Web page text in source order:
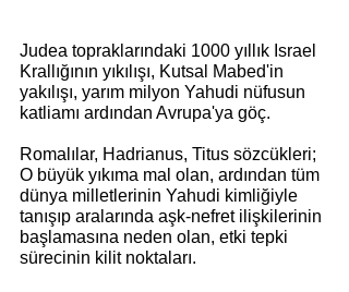
Judea topraklarındaki 1000 yıllık Israel
Krallığının yıkılışı, Kutsal Mabed'in
yakılışı, yarım milyon Yahudi nüfusun
katliamı ardından Avrupa'ya göç.
Romalılar, Hadrianus, Titus sözcükleri;
O büyük yıkıma mal olan, ardından tüm
dünya milletlerinin Yahudi kimliğiyle
tanışıp aralarında aşk-nefret ilişkilerinin
başlamasına neden olan, etki tepki
sürecinin kilit noktaları.